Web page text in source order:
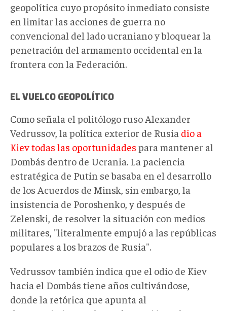
geopolítica cuyo propósito inmediato consiste
en limitar las acciones de guerra no
convencional del lado ucraniano y bloquear la
penetración del armamento occidental en la
frontera con la Federación.
EL VUELCO GEOPOLÍTICO
Como señala el politólogo ruso Alexander
Vedrussov, la política exterior de Rusia dio a
Kiev todas las oportunidades para mantener al
Dombás dentro de Ucrania. La paciencia
estratégica de Putin se basaba en el desarrollo
de los Acuerdos de Minsk, sin embargo, la
insistencia de Poroshenko, y después de
Zelenski, de resolver la situación con medios
militares, "literalmente empujó a las repúblicas
populares a los brazos de Rusia".
Vedrussov también indica que el odio de Kiev
hacia el Dombás tiene años cultivándose,
donde la retórica que apunta al